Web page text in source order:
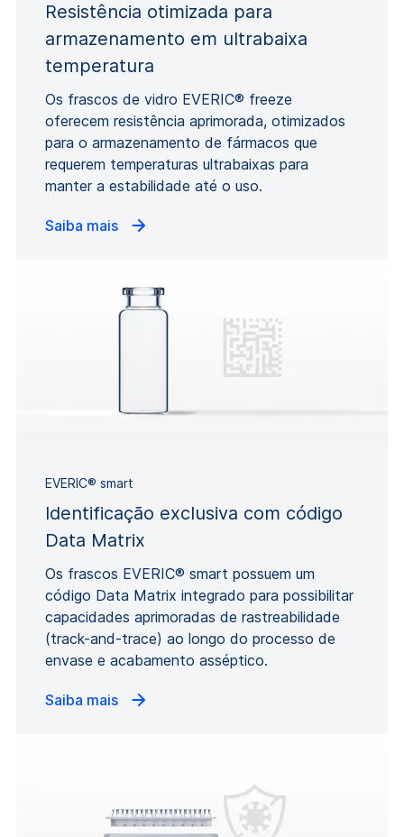
Resistência otimizada para
armazenamento em ultrabaixa
temperatura
Os frascos de vidro EVERIC® freeze
oferecem resistência aprimorada, otimizados
para o armazenamento de fármacos que
requerem temperaturas ultrabaixas para
manter a estabilidade até o uso.
Saiba mais
EVERIC® smart
Identificação exclusiva com código
Data Matrix
Os frascos EVERIC® smart possuem um
código Data Matrix integrado para possibilitar
capacidades aprimoradas de rastreabilidade
(track-and-trace) ao longo do processo de
envase e acabamento asséptico.
Saiba mais